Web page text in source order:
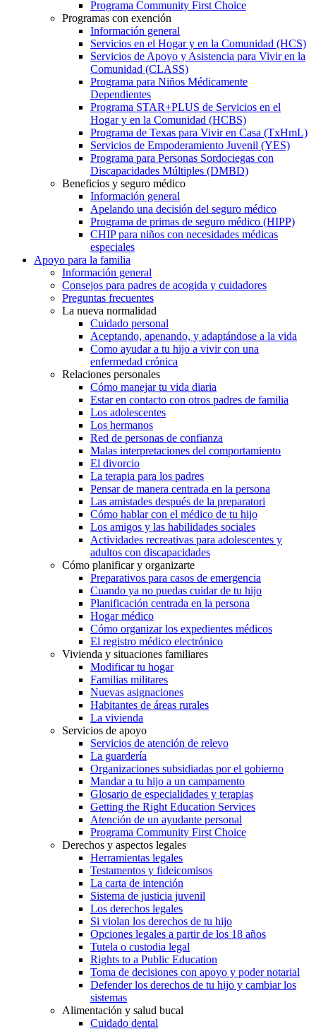
Programa Community First Choice
Programas con exención
Información general
Servicios en el Hogar y en la Comunidad (HCS)
Servicios de Apoyo y Asistencia para Vivir en la
Comunidad (CLASS)
Programa para Niños Médicamente
Dependientes
Programa STAR+PLUS de Servicios en el
Hogar y en la Comunidad (HCBS)
Programa de Texas para Vivir en Casa (TxHmL)
Servicios de Empoderamiento Juvenil (YES)
Programa para Personas Sordociegas con
Discapacidades Múltiples (DMBD)
Beneficios y seguro médico
Información general
Apelando una decisión del seguro médico
Programa de primas de seguro médico (HIPP)
CHIP para niños con necesidades médicas
especiales
Apoyo para la familia
Información general
Consejos para padres de acogida y cuidadores
Preguntas frecuentes
La nueva normalidad
Cuidado personal
Aceptando, apenando, y adaptándose a la vida
Como ayudar a tu hijo a vivir con una
enfermedad crónica
Relaciones personales
Cómo manejar tu vida diaria
Estar en contacto con otros padres de familia
Los adolescentes
Los hermanos
Red de personas de confianza
Malas interpretaciones del comportamiento
El divorcio
La terapia para los padres
Pensar de manera centrada en la persona
Las amistades después de la preparatori
Cómo hablar con el médico de tu hijo
Los amigos y las habilidades sociales
Actividades recreativas para adolescentes y
adultos con discapacidades
Cómo planificar y organizarte
Preparativos para casos de emergencia
Cuando ya no puedas cuidar de tu hijo
Planificación centrada en la persona
Hogar médico
Cómo organizar los expedientes médicos
El registro médico electrónico
Vivienda y situaciones familiares
Modificar tu hogar
Familias militares
Nuevas asignaciones
Habitantes de áreas rurales
La vivienda
Servicios de apoyo
Servicios de atención de relevo
La guardería
Organizaciones subsidiadas por el gobierno
Mandar a tu hijo a un campamento
Glosario de especialidades y terapias
Getting the Right Education Services
Atención de un ayudante personal
Programa Community First Choice
Derechos y aspectos legales
Herramientas legales
Testamentos y fideicomisos
La carta de intención
Sistema de justicia juvenil
Los derechos legales
Si violan los derechos de tu hijo
Opciones legales a partir de los 18 años
Tutela o custodia legal
Rights to a Public Education
Toma de decisiones con apoyo y poder notarial
Defender los derechos de tu hijo y cambiar los
sistemas
Alimentación y salud bucal
Cuidado dental